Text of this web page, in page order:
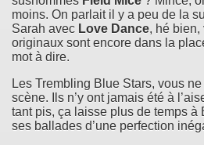
moins. On parlait il y a peu de la
Sarah avec Love Dance, hé
originaux sont encore dans la
mot à dire.
Les Trembling Blue Stars, vous
scène. Ils n’y ont jamais été à
tant pis, ça laisse plus de temps à
ses ballades d’une perfection